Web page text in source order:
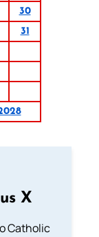
30
31
X
Catholic